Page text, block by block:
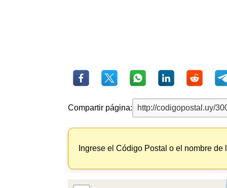
Compartir página:
Ingrese el Código Postal o el nombre